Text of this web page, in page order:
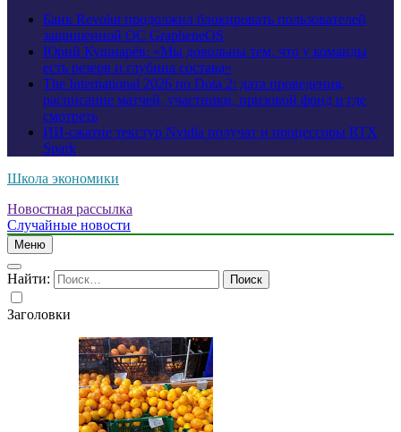
Банк Revolut продолжил блокировать пользователей
защищенной ОС GrapheneOS
Юрий Кушнарёв: «Мы довольны тем, что у команды
есть резерв и глубина состава»
The International 2026 по Dota 2: дата проведения,
расписание матчей, участники, призовой фонд и где
смотреть
ИИ-сжатие текстур Nvidia получат и процессоры RTX
Spark
Школа экономики
Новостная рассылка
Случайные новости
Меню
Найти:
Заголовки